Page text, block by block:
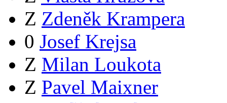
Z Zdeněk Krampera
0 Josef Krejsa
Z Milan Loukota
Z Pavel Maixner